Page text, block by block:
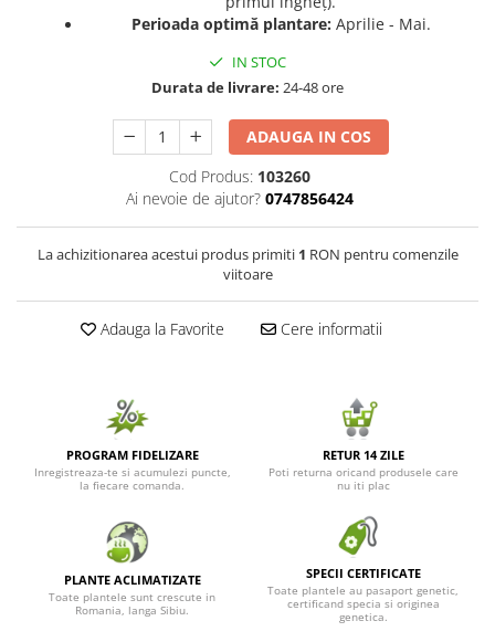
Perioada optimă plantare: Aprilie - Mai.
IN STOC
Durata de livrare: 24-48 ore
ADAUGA IN COS
Cod Produs: 103260
Ai nevoie de ajutor? 0747856424
La achizitionarea acestui produs primiti 1 RON pentru comenzile
viitoare
Adauga la Favorite Cere informatii
PROGRAM FIDELIZARE
Inregistreaza-te si acumulezi puncte,
la fiecare comanda.
RETUR 14 ZILE
Poti returna oricand produsele care
nu iti plac
PLANTE ACLIMATIZATE
Toate plantele sunt crescute in
Romania, langa Sibiu.
SPECII CERTIFICATE
Toate plantele au pasaport genetic,
certificand specia si originea
genetica.